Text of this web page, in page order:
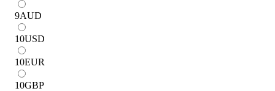
9AUD
10USD
10EUR
10GBP